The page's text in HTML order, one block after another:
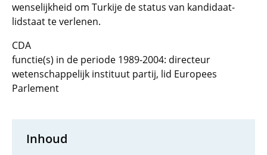
wenselijkheid om Turkije de status van kandidaat-
lidstaat te verlenen.
CDA
functie(s) in de periode 1989-2004: directeur
wetenschappelijk instituut partij, lid Europees
Parlement
Inhoud